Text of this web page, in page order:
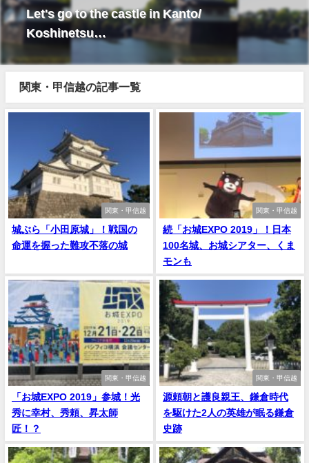
Let's go to the castle in Kanto/
Koshinetsu…
関東・甲信越の記事一覧
関東・甲信越
城ぶら「小田原城」！戦国の
命運を握った難攻不落の城
関東・甲信越
続「お城EXPO 2019」！日本
100名城、お城シアター、くま
モンも
関東・甲信越
「お城EXPO 2019」参城！光
秀に幸村、秀頼、昇太師
匠！？
関東・甲信越
源頼朝と護良親王、鎌倉時代
を駆けた2人の英雄が眠る鎌倉
史跡